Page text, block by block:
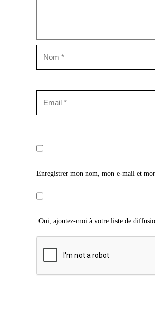
Enregistrer mon nom, mon e-mail et
Oui, ajoutez-moi à votre liste de